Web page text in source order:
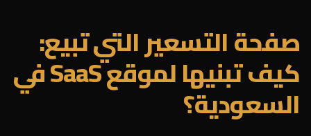
صفحة التسعير التي تبيع:
كيف تبنيها لموقع SaaS في
السعودية؟